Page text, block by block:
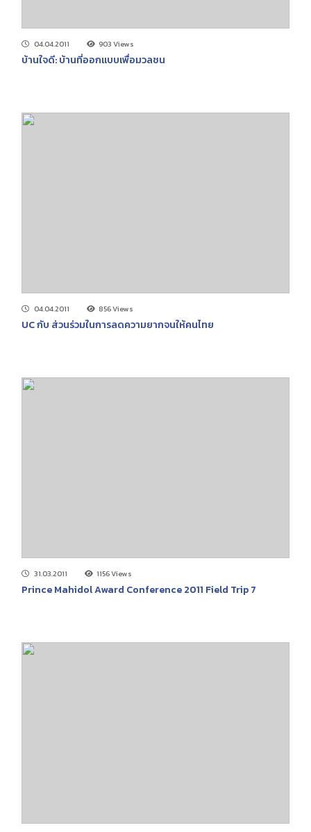
04.04.2011 903 Views
บ้านใจดี: บ้านที่ออกแบบเพื่อมวลชน
04.04.2011 856 Views
UC กับ ส่วนร่วมในการลดความยากจนให้คนไทย
31.03.2011 1156 Views
Prince Mahidol Award Conference 2011 Field Trip 7